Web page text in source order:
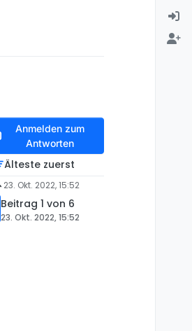
Anmelden zum
Antworten
Älteste zuerst
23. Okt. 2022, 15:52
Beitrag 1 von 6
23. Okt. 2022, 15:52